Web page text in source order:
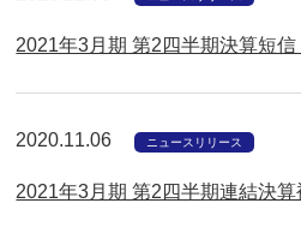
2021年3月期 第2四半期決算短信
2020.11.06 ニュースリリース
2021年3月期 第2四半期連結決算